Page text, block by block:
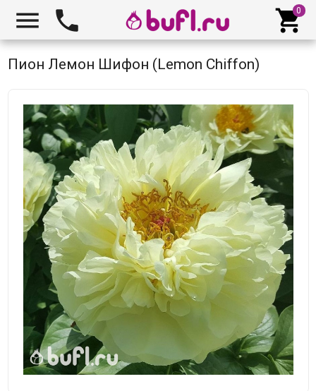
  
Пион Лемон Шифон (Lemon Chiffon)